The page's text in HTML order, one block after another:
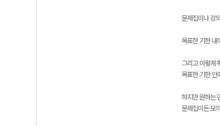
문제집이나 강
목표한 기한 내
그리고 이렇게
목표한 기한 안
하지만 원하는
문제집이든 모